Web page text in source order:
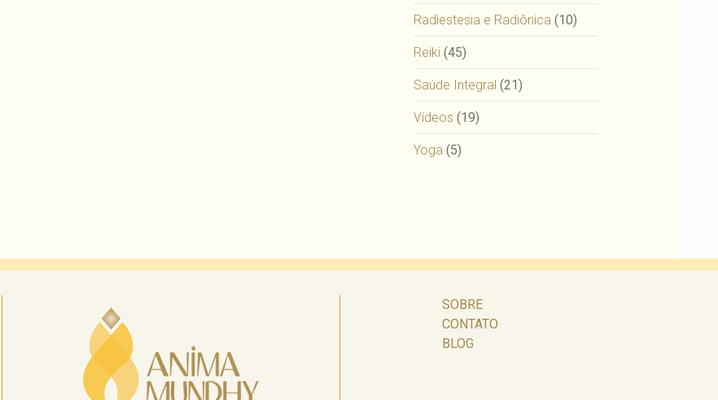
Radiestesia e Radiônica (10)
Reiki (45)
Saúde Integral (21)
Vídeos (19)
Yoga (5)
SOBRE
CONTATO
BLOG